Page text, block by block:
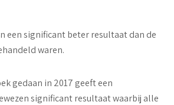
een significant beter resultaat dan de
waren.
gedaan in 2017 geeft een
significant resultaat waarbij alle